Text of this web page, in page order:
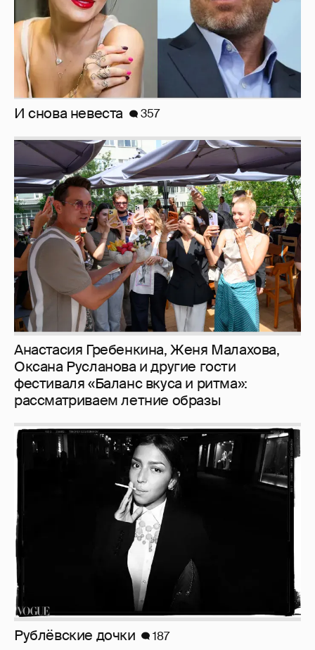
И снова невеста 357
Анастасия Гребенкина, Женя Малахова,
Оксана Русланова и другие гости
фестиваля «Баланс вкуса и ритма»:
рассматриваем летние образы
Рублёвские дочки 187